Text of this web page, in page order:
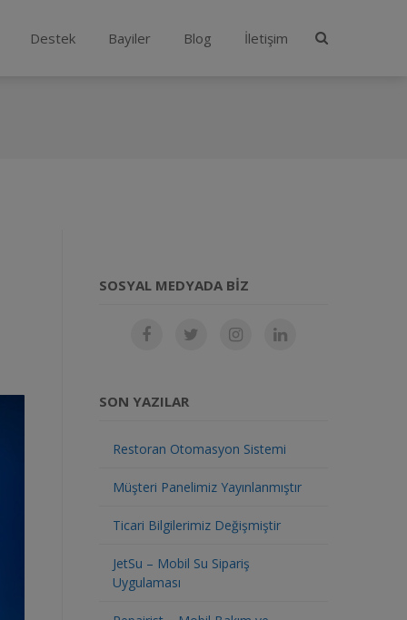
Destek Bayiler Blog İletişim
SOSYAL MEDYADA BIZ
SON YAZILAR
Restoran Otomasyon Sistemi
Müşteri Panelimiz Yayınlanmıştır
Ticari Bilgilerimiz Değişmiştir
JetSu – Mobil Su Sipariş
Uygulaması